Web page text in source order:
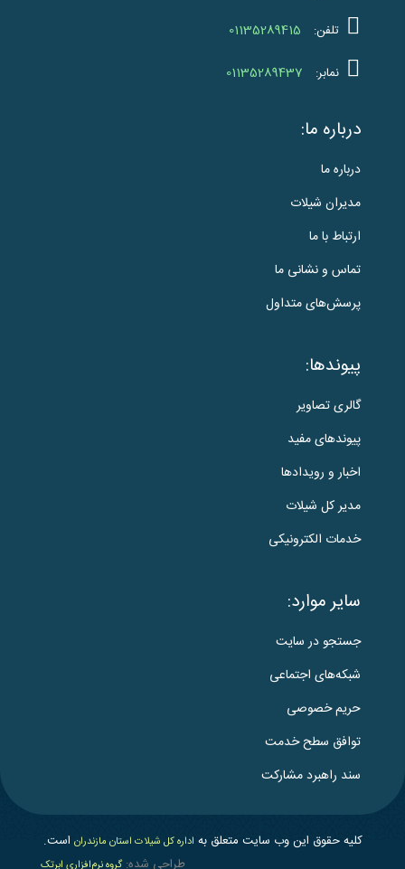
تلفن: 01135289415
نمابر: 01135289437
درباره ما:
درباره ما
مدیران شیلات
ارتباط با ما
تماس و نشانی ما
پرسش‌های متداول
پیوندها:
گالری تصاویر
پیوندهای مفید
اخبار و رویدادها
مدیر کل شیلات
خدمات الکترونیکی
سایر موارد:
جستجو در سایت
شبکه‌های اجتماعی
حریم خصوصی
توافق سطح خدمت
سند راهبرد مشارکت
کلیه حقوق این وب سایت متعلق به اداره کل شیلات استان مازندران است.
طراحی شده:گروه نرم‌افزاری ابرتک